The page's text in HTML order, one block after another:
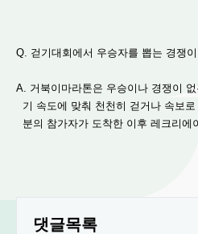
Q. 걷기대회에서 우승자를 뽑는 경쟁
A. 거북이마라톤은 우승이나 경쟁이
기 속도에 맞춰 천천히 걷거나 속보
분의 참가자가 도착한 이후 레크리
댓글목록